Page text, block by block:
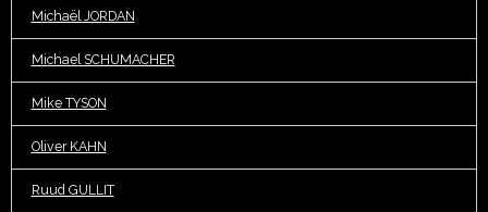
Michaël JORDAN
Michael SCHUMACHER
Mike TYSON
Oliver KAHN
Ruud GULLIT